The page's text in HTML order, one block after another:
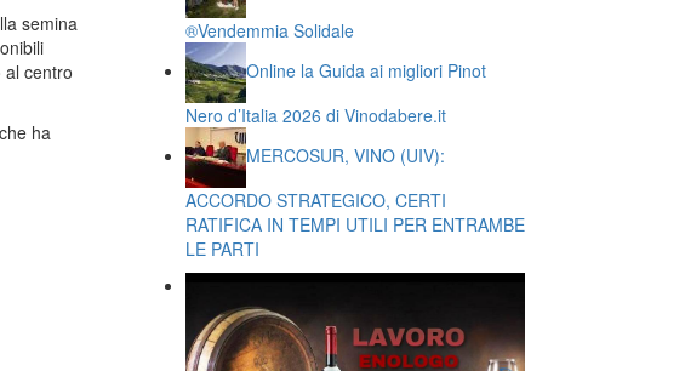
semina
centro
ha
®️Vendemmia Solidale
Online la Guida ai migliori Pinot
Nero d’Italia 2026 di Vinodabere.it
MERCOSUR, VINO (UIV):
ACCORDO STRATEGICO, CERTI
RATIFICA IN TEMPI UTILI PER ENTRAMBE
LE PARTI